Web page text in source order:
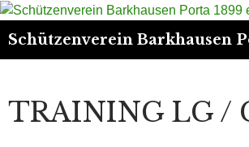
Suchen
TRAINING LG /